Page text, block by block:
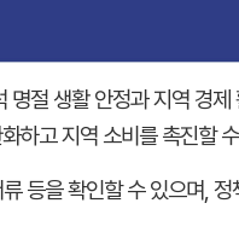
절 생활 안정과 지역 경제
하고 지역 소비를 촉진할
등을 확인할 수 있으며,